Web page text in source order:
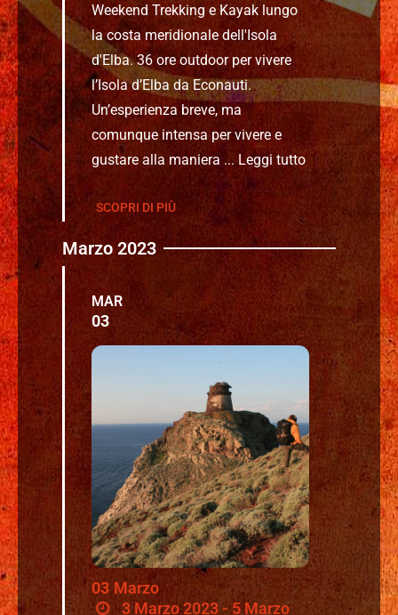
Weekend Trekking e Kayak lungo
la costa meridionale dell'Isola
d'Elba. 36 ore outdoor per vivere
l’Isola d’Elba da Econauti.
Un’esperienza breve, ma
comunque intensa per vivere e
gustare alla maniera ... Leggi tutto
SCOPRI DI PIÙ
Marzo 2023
MAR
03
03 Marzo
3 Marzo 2023 - 5 Marzo